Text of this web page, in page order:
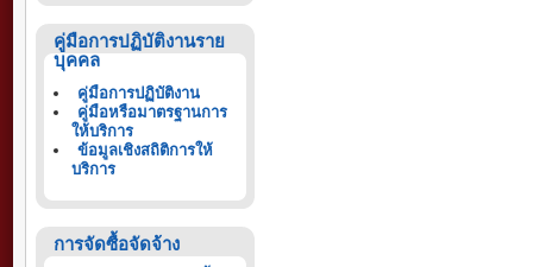
คู่มือการปฏิบัติงานราย
บุคคล
คู่มือการปฏิบัติงาน
คู่มือหรือมาตรฐานการ
ให้บริการ
ข้อมูลเชิงสถิติการให้
บริการ
การจัดซื้อจัดจ้าง